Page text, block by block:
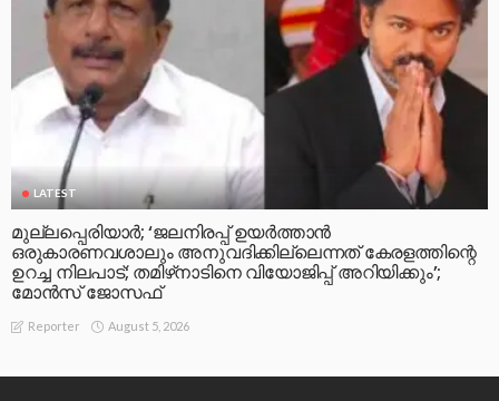
LATEST
മുല്ലപ്പെരിയാര്‍; ‘ജലനിരപ്പ് ഉയര്‍ത്താന്‍
ഒരുകാരണവശാലും അനുവദിക്കില്ലെന്നത് കേരളത്തിന്റെ
ഉറച്ച നിലപാട്; തമിഴ്‌നാടിനെ വിയോജിപ്പ് അറിയിക്കും’;
മോന്‍സ് ജോസഫ്
Reporter August 5, 2026